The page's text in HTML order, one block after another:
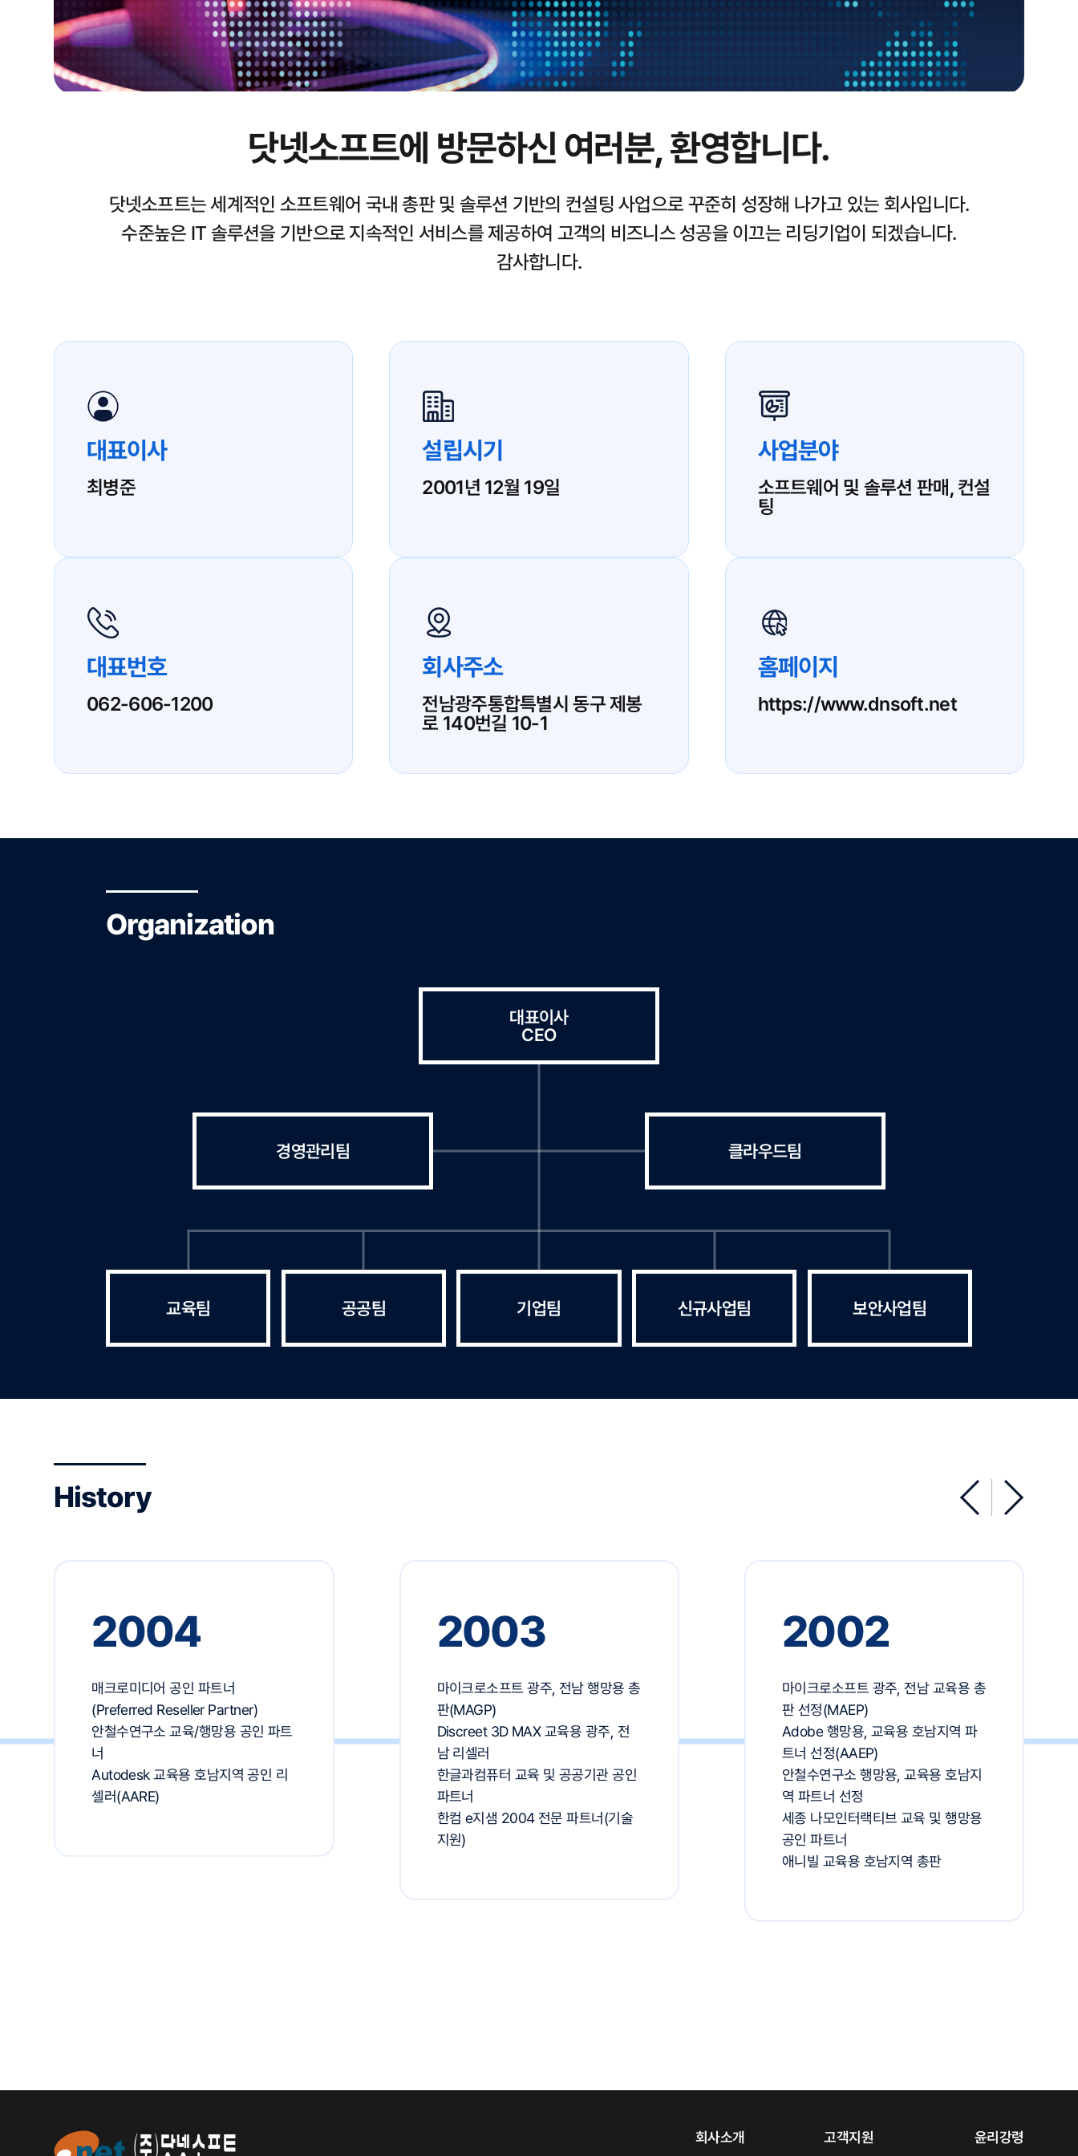
닷넷소프트에 방문하신 여러분, 환영합니다.
닷넷소프트는 세계적인 소프트웨어 국내 총판 및 솔루션 기반의 컨설팅 사업으로 꾸준히 성장해 나가고 있는 회사입니다.
수준높은 IT 솔루션을 기반으로 지속적인 서비스를 제공하여 고객의 비즈니스 성공을 이끄는 리딩기업이 되겠습니다.
감사합니다.
대표이사
최병준
설립시기
2001년 12월 19일
사업분야
소프트웨어 및 솔루션 판매, 컨설
팅
대표번호
062-606-1200
회사주소
전남광주통합특별시 동구 제봉
로 140번길 10-1
홈페이지
https://www.dnsoft.net
Organization
대표이사
CEO
경영관리팀 클라우드팀
교육팀 공공팀 기업팀 신규사업팀 보안사업팀
History
2004
매크로미디어 공인 파트너
(Preferred Reseller Partner)
안철수연구소 교육/행망용 공인 파트
너
Autodesk 교육용 호남지역 공인 리
셀러(AARE)
2003
마이크로소프트 광주, 전남 행망용 총
판(MAGP)
Discreet 3D MAX 교육용 광주, 전
남 리셀러
한글과컴퓨터 교육 및 공공기관 공인
파트너
한컴 e지샘 2004 전문 파트너(기술
지원)
2002
마이크로소프트 광주, 전남 교육용 총
판 선정(MAEP)
Adobe 행망용, 교육용 호남지역 파
트너 선정(AAEP)
안철수연구소 행망용, 교육용 호남지
역 파트너 선정
세종 나모인터랙티브 교육 및 행망용
공인 파트너
애니빌 교육용 호남지역 총판
회사소개 고객지원 윤리강령